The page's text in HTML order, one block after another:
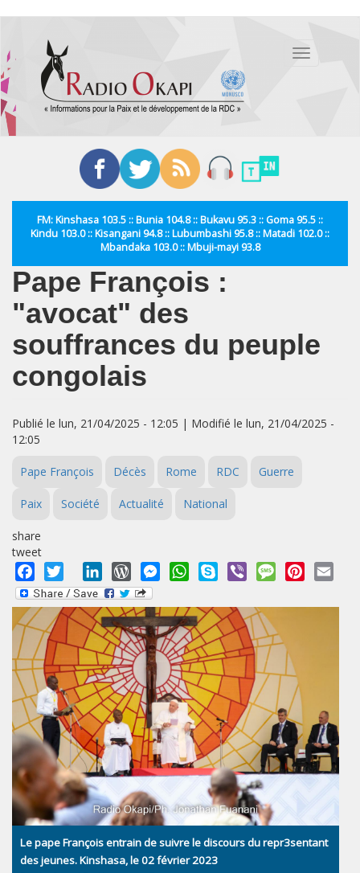
contenu
principal
Toggle
FM: Kinshasa 103.5 :: Bunia 104.8 :: Bukavu 95.3 :: Goma 95.5 ::
Kindu 103.0 :: Kisangani 94.8 :: Lubumbashi 95.8 :: Matadi 102.0 ::
Mbandaka 103.0 :: Mbuji-mayi 93.8
Pape François :
"avocat" des
souffrances du peuple
congolais
Publié le lun, 21/04/2025 - 12:05 | Modifié le lun, 21/04/2025 -
12:05
Pape François Décès Rome RDC Guerre
Paix Société Actualité National
share
tweet
Facebook
Twitter LinkedInWordPressMessengerWhatsApp
Skype Viber MessagePinterest
Le pape François entrain de suivre le discours du repr3sentant
des jeunes. Kinshasa, le 02 février 2023